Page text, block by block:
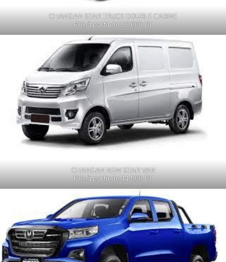
CHANGAN STAR TRUCK DOUBLE CABINE
Prix à partir de 53 000 DT
CHANGAN NEW STAR VAN
Prix à partir de 41 500 DT